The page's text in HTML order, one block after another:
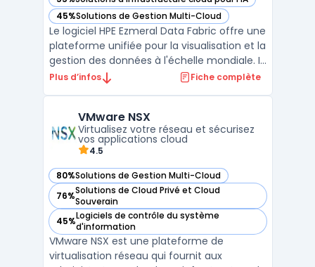
— voir HPE Ezmeral Data Fabric dans cette catégorie
45%Solutions de Gestion Multi-Cloud
— voir HPE Ezmeral Data Fabric dans cette catégorie
Le logiciel HPE Ezmeral Data Fabric offre une
plateforme unifiée pour la visualisation et la
gestion des données à l'échelle mondiale. Il
permet aux entreprises d'avoir une vue
physique. Cette fonctionnalité est
essentielle pour max ...
Plus d’infos Fiche complète
VMware NSX
Virtualisez votre réseau et sécurisez
vos applications cloud
4.5
80%Solutions de Gestion Multi-Cloud
— voir VMware NSX dans cette catégorie
76%Solutions de Cloud Privé et Cloud
Souverain
— voir VMware NSX dans cette catégorie
45%Logiciels de contrôle du système
d'information
— voir VMware NSX dans cette catégorie
VMware NSX est une plateforme de
virtualisation réseau qui fournit aux